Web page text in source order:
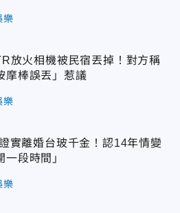
樂
放火相機被民宿丟掉！對方稱
摩棒誤丟」惹議
樂
實離婚台玻千金！認14年情變
一段時間」
樂